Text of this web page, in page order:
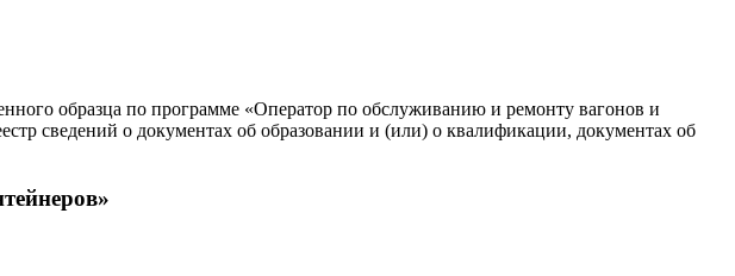
образца по программе «Оператор по обслуживанию и ремонту вагонов и
сведений о документах об образовании и (или) о квалификации, документах об